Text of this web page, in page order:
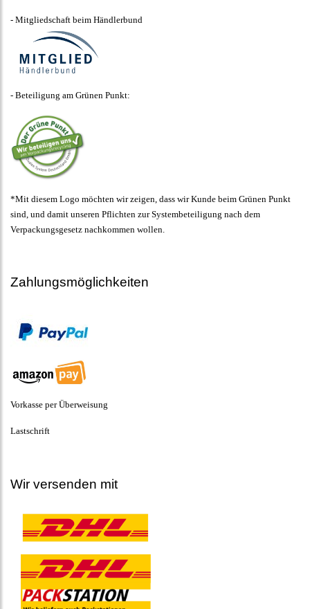
- Mitgliedschaft beim Händlerbund
- Beteiligung am Grünen Punkt:
*Mit diesem Logo möchten wir zeigen, dass wir Kunde beim Grünen Punkt
sind, und damit unseren Pflichten zur Systembeteiligung nach dem
Verpackungsgesetz nachkommen wollen.
Zahlungsmöglichkeiten
Vorkasse per Überweisung
Lastschrift
Wir versenden mit